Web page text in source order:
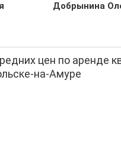
Добрынина
цен по аренде
на-Амуре